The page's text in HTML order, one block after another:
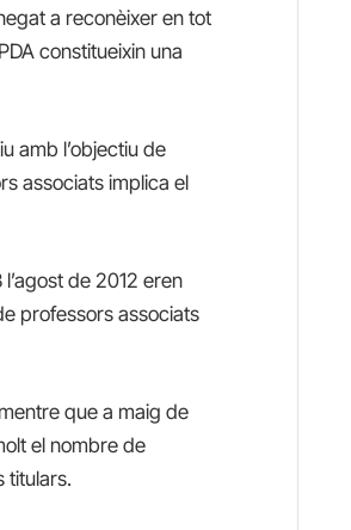
a reconèixer en tot
constitueixin una
amb l’objectiu de
associats implica el
de 2012 eren
professors associats
que a maig de
el nombre de
titulars.